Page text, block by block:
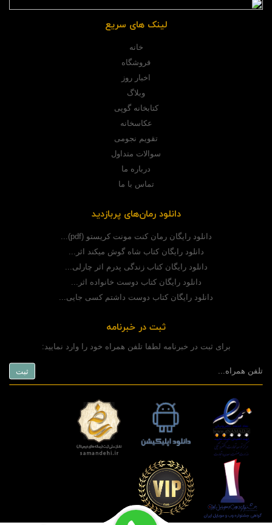
لینک های سریع
خانه
فروشگاه
اخبار روز
وبلاگ
کتابخانه گوپی
عکاسخانه
تقویم نجومی
سوالات متداول
درباره ما
تماس با ما
دانلود رمان‌های پربازدید
دانلود رایگان رمان کنت مونت کریستو (pdf)...
دانلود رایگان کتاب شاه گوش میکند اثر...
دانلود رایگان کتاب زندگی پدرم اثر چارلی...
دانلود رایگان کتاب دوست خانواده اثر...
دانلود رایگان کتاب دوست داشتم کسی جایی...
ثبت در خبرنامه
برای ثبت در خبرنامه لطفا تلفن همراه خود را وارد نمایید: